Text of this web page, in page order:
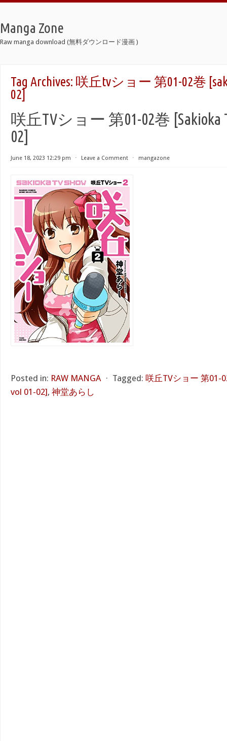
Manga Zone
Raw manga download (無料ダウンロード漫画 )
Tag Archives: 咲丘tvショー 第01-02巻
02]
咲丘TVショー 第01-02巻 [Sakioka
02]
June 18, 2023 12:29 pm ⋅ Leave a Comment ⋅ mangazone
Posted in: RAW MANGA ⋅ Tagged: 咲丘TVショー 第01-
vol 01-02], 神堂あらし